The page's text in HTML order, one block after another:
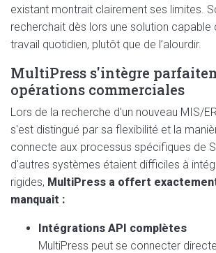
existant montrait clairement ses limites.
recherchait dès lors une solution capable
travail quotidien, plutôt que de l’alourdir.
MultiPress s'intègre
opérations commerciales
Lors de la recherche d'un nouveau MIS/
s'est distingué par sa flexibilité et la
connecte aux processus spécifiques de
d'autres systèmes étaient difficiles à
rigides, MultiPress a offert
manquait :
Intégrations API complètes
MultiPress peut se connecter